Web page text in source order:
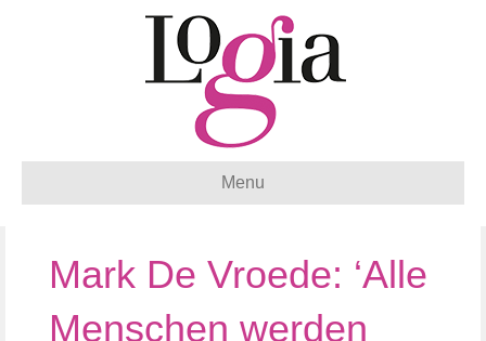
Menu
Mark De Vroede: ‘Alle
Menschen werden